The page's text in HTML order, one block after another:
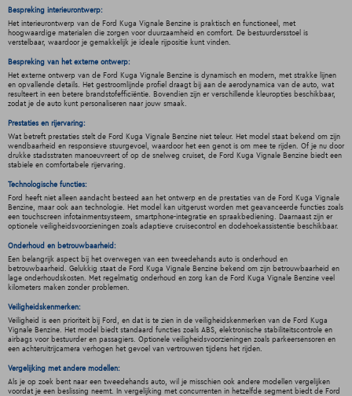
Bespreking interieurontwerp:
Het interieurontwerp van de Ford Kuga Vignale Benzine is praktisch en functioneel, met
hoogwaardige materialen die zorgen voor duurzaamheid en comfort. De bestuurdersstoel is
verstelbaar, waardoor je gemakkelijk je ideale rijpositie kunt vinden.
Bespreking van het externe ontwerp:
Het externe ontwerp van de Ford Kuga Vignale Benzine is dynamisch en modern, met strakke lijnen
en opvallende details. Het gestroomlijnde profiel draagt bij aan de aerodynamica van de auto, wat
resulteert in een betere brandstofefficiëntie. Bovendien zijn er verschillende kleuropties beschikbaar,
zodat je de auto kunt personaliseren naar jouw smaak.
Prestaties en rijervaring:
Wat betreft prestaties stelt de Ford Kuga Vignale Benzine niet teleur. Het model staat bekend om zijn
wendbaarheid en responsieve stuurgevoel, waardoor het een genot is om mee te rijden. Of je nu door
drukke stadsstraten manoeuvreert of op de snelweg cruiset, de Ford Kuga Vignale Benzine biedt een
stabiele en comfortabele rijervaring.
Technologische functies:
Ford heeft niet alleen aandacht besteed aan het ontwerp en de prestaties van de Ford Kuga Vignale
Benzine, maar ook aan technologie. Het model kan uitgerust worden met geavanceerde functies zoals
een touchscreen infotainmentsysteem, smartphone-integratie en spraakbediening. Daarnaast zijn er
optionele veiligheidsvoorzieningen zoals adaptieve cruisecontrol en dodehoekassistentie beschikbaar.
Onderhoud en betrouwbaarheid:
Een belangrijk aspect bij het overwegen van een tweedehands auto is onderhoud en
betrouwbaarheid. Gelukkig staat de Ford Kuga Vignale Benzine bekend om zijn betrouwbaarheid en
lage onderhoudskosten. Met regelmatig onderhoud en zorg kan de Ford Kuga Vignale Benzine veel
kilometers maken zonder problemen.
Veiligheidskenmerken:
Veiligheid is een prioriteit bij Ford, en dat is te zien in de veiligheidskenmerken van de Ford Kuga
Vignale Benzine. Het model biedt standaard functies zoals ABS, elektronische stabiliteitscontrole en
airbags voor bestuurder en passagiers. Optionele veiligheidsvoorzieningen zoals parkeersensoren en
een achteruitrijcamera verhogen het gevoel van vertrouwen tijdens het rijden.
Vergelijking met andere modellen:
Als je op zoek bent naar een tweedehands auto, wil je misschien ook andere modellen vergelijken
voordat je een beslissing neemt. In vergelijking met concurrenten in hetzelfde segment biedt de Ford